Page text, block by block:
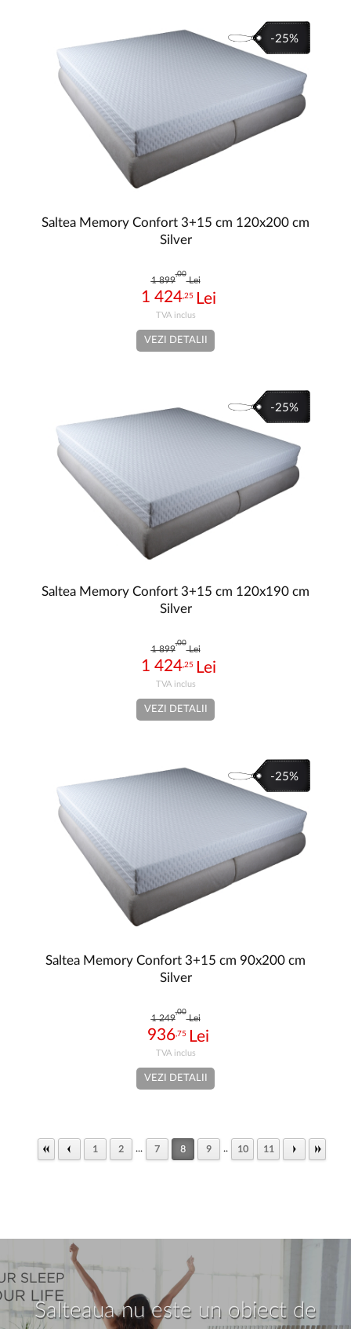
-25%
Saltea Memory Confort 3+15 cm 120x200 cm
Silver
1 899
,00
Lei
1 424,25
VEZI DETALII
-25%
Saltea Memory Confort 3+15 cm 120x190 cm
Silver
1 899
,00
Lei
1 424,25
VEZI DETALII
-25%
Saltea Memory Confort 3+15 cm 90x200 cm
Silver
1 249
,00
Lei
936,75
VEZI DETALII
1 2 ... 7 8 9 .. 10 11
Salteaua nu este un obiect de